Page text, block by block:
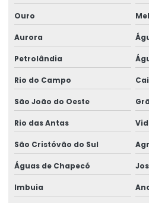
Análise qualitativa química
Análise quantitativa e qualitativa
Análise química
Análise química de alimentos
Ouro
Aurora
Petrolândia
Rio do Campo
São João do Oeste
Rio das Antas
São Cristóvão do Sul
Águas de Chapecó
Imbuia